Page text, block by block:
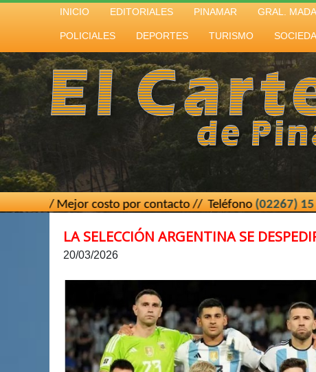
INICIO EDITORIALES PINAMAR GRAL.
POLICIALES DEPORTES TURISMO
Mejor costo por contacto // Teléfono(02267) 15 439493
LA SELECCIÓN ARGENTINA SE
20/03/2026